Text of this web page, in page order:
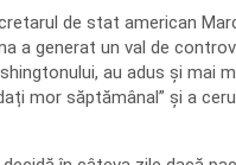
de stat american
a generat un val de
au adus și mai
mor săptămânal” și a